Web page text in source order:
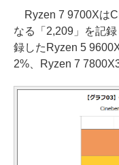
Ryzen 7 9700Xは
なる「2,209」を記
録したRyzen 5
2%、Ryzen 7